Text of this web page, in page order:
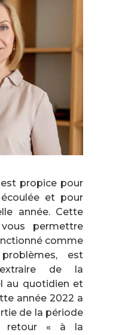
propice pour
et pour
année. Cette
permettre
comme
est
de la
au quotidien et
année 2022 a
de la période
retour « à la